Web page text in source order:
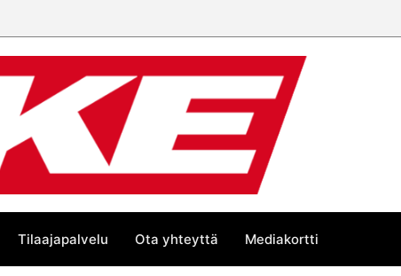
Tilaajapalvelu Ota yhteyttä Mediakortti